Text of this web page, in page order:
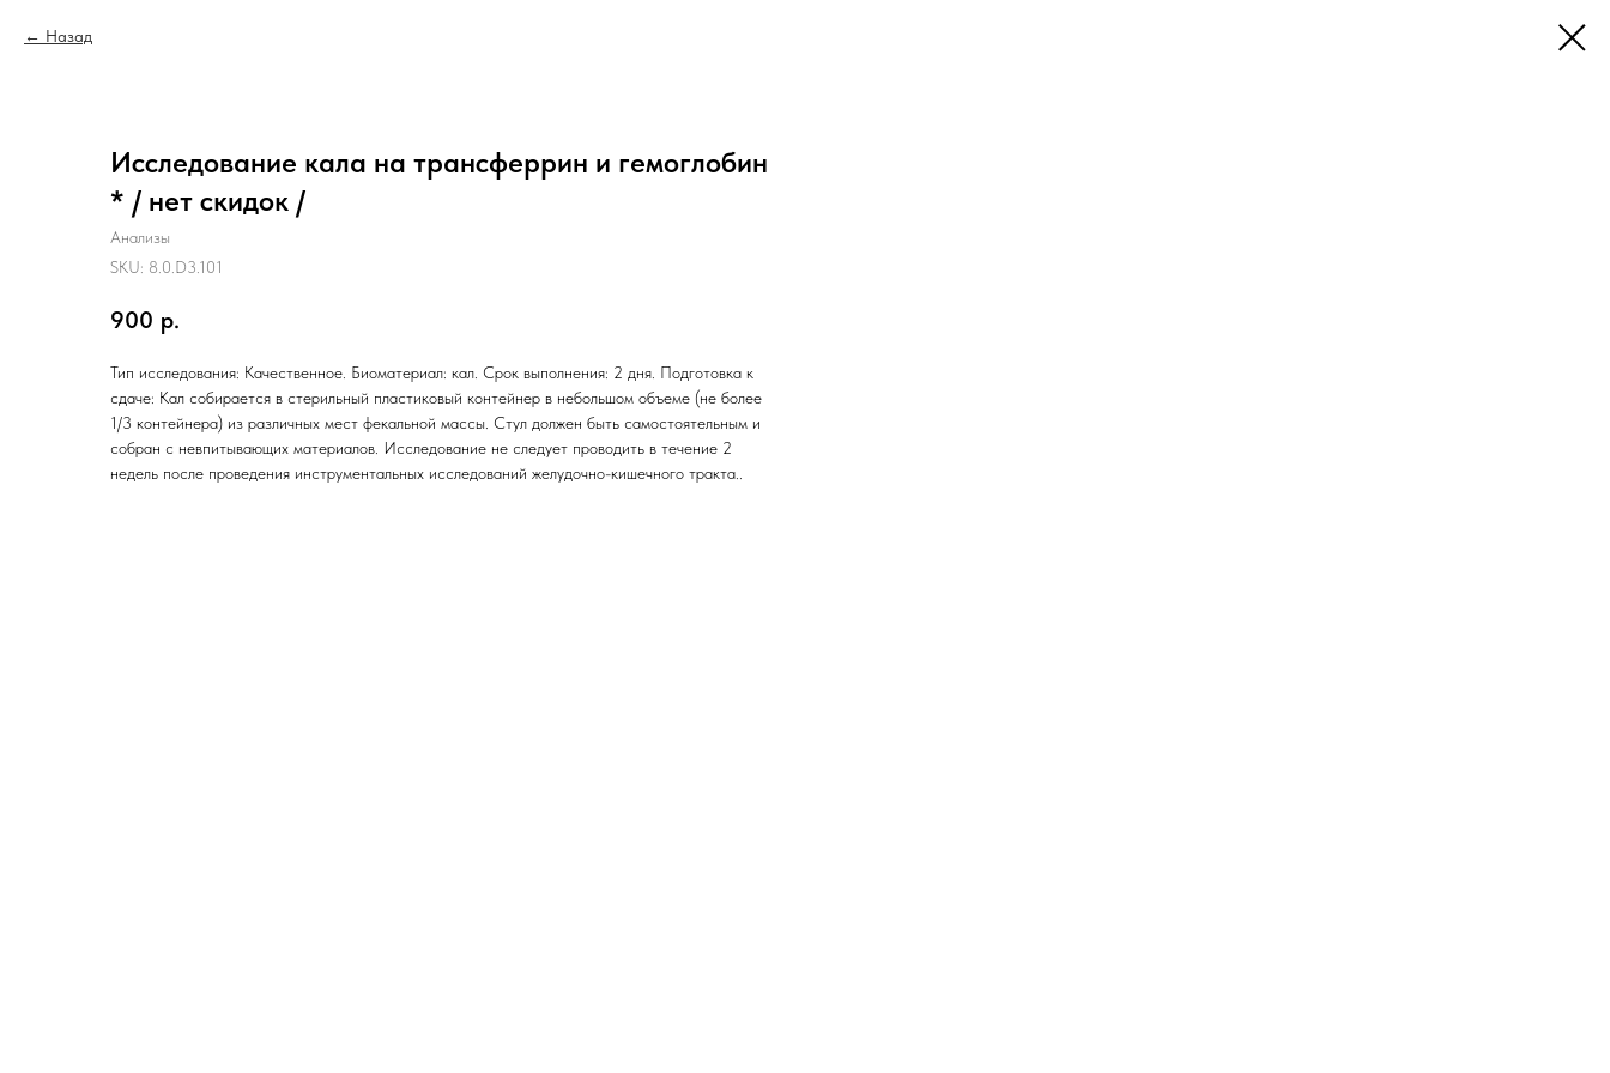
Назад
Исследование кала на трансферрин и гемоглобин
* / нет скидок /
Анализы
SKU: 8.0.D3.101
900 р.
Тип исследования: Качественное. Биоматериал: кал. Срок выполнения: 2 дня. Подготовка к
сдаче: Кал собирается в стерильный пластиковый контейнер в небольшом объеме (не более
1/3 контейнера) из различных мест фекальной массы. Стул должен быть самостоятельным и
собран с невпитывающих материалов. Исследование не следует проводить в течение 2
недель после проведения инструментальных исследований желудочно-кишечного тракта..